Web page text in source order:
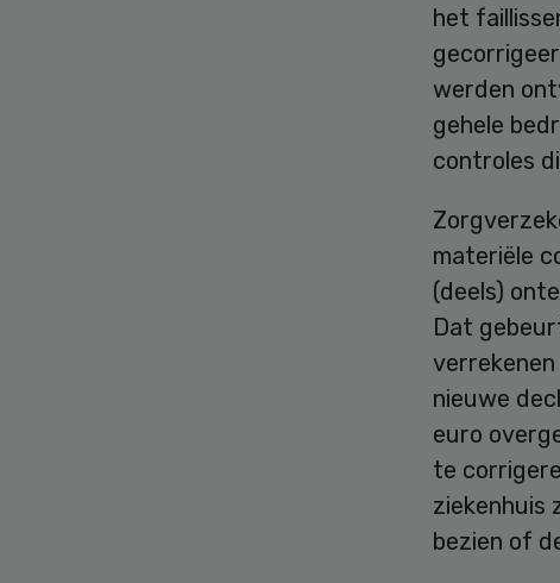
het
werden
gehele
controles
materiële
(deels)
Dat
nieuwe
euro
te
ziekenhuis
bezien of